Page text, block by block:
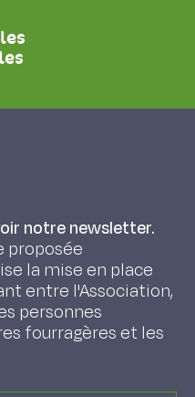
notre newsletter.
la mise en place
entre l'Association,
personnes
fourragères et les